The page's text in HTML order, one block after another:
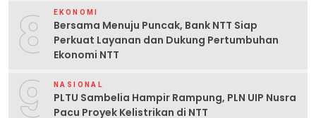
8 EKONOMI
Bersama Menuju Puncak, Bank NTT Siap
Perkuat Layanan dan Dukung Pertumbuhan
Ekonomi NTT
9 NASIONAL
PLTU Sambelia Hampir Rampung, PLN UIP Nusra
Pacu Proyek Kelistrikan di NTT